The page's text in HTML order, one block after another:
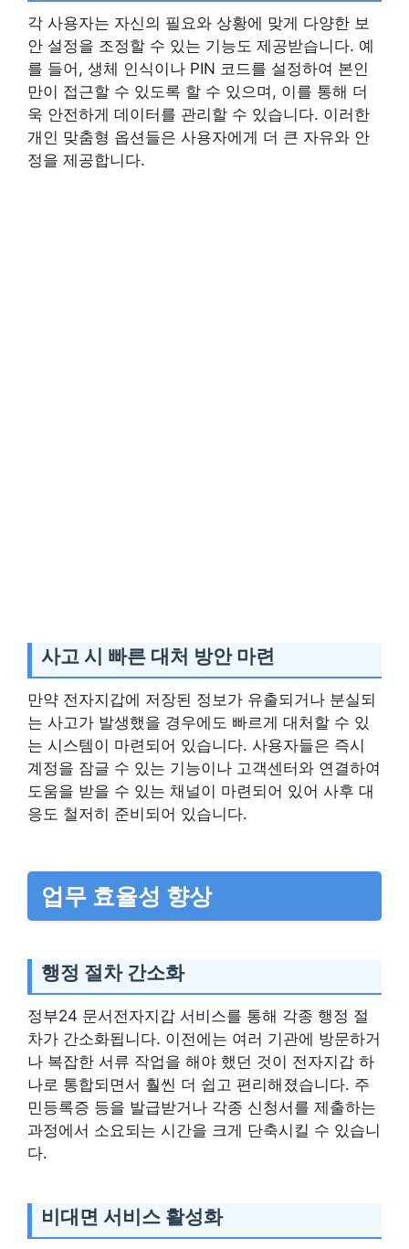
각 사용자는 자신의 필요와 상황에 맞게 다양한 보
안 설정을 조정할 수 있는 기능도 제공받습니다. 예
를 들어, 생체 인식이나 PIN 코드를 설정하여 본인
만이 접근할 수 있도록 할 수 있으며, 이를 통해 더
욱 안전하게 데이터를 관리할 수 있습니다. 이러한
개인 맞춤형 옵션들은 사용자에게 더 큰 자유와 안
정을 제공합니다.
사고 시 빠른 대처 방안 마련
만약 전자지갑에 저장된 정보가 유출되거나 분실되
는 사고가 발생했을 경우에도 빠르게 대처할 수 있
는 시스템이 마련되어 있습니다. 사용자들은 즉시
계정을 잠글 수 있는 기능이나 고객센터와 연결하여
도움을 받을 수 있는 채널이 마련되어 있어 사후 대
응도 철저히 준비되어 있습니다.
업무 효율성 향상
행정 절차 간소화
정부24 문서전자지갑 서비스를 통해 각종 행정 절
차가 간소화됩니다. 이전에는 여러 기관에 방문하거
나 복잡한 서류 작업을 해야 했던 것이 전자지갑 하
나로 통합되면서 훨씬 더 쉽고 편리해졌습니다. 주
민등록증 등을 발급받거나 각종 신청서를 제출하는
과정에서 소요되는 시간을 크게 단축시킬 수 있습니
다.
비대면 서비스 활성화